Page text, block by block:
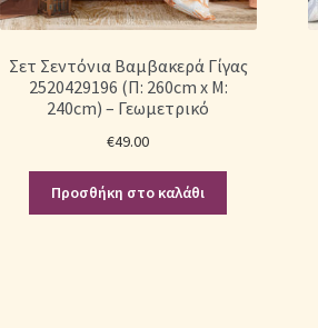
Σετ Σεντόνια Βαμβακερά Γίγας
2520429196 (Π: 260cm x Μ:
240cm) – Γεωμετρικό
€49.00
Προσθήκη στο καλάθι